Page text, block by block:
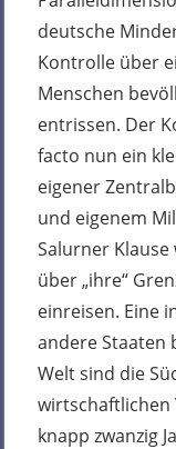
deutsche
Kontrolle über
Menschen
entrissen. Der
facto nun ein
eigener
und eigenem
Salurner
über „ihre“
einreisen. Eine
andere Staaten
Welt sind die
wirtschaftlichen
knapp zwanzig